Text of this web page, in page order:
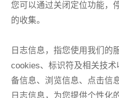
您可以通过关闭定位功能，
的收集。
日志信息，指您使用我们的
cookies、标识符及相关技
备信息、浏览信息、点击信
日志信息，为您提供个性化